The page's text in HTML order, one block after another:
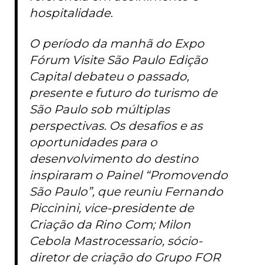
hospitalidade.
O período da manhã do Expo
Fórum Visite São Paulo Edição
Capital debateu o passado,
presente e futuro do turismo de
São Paulo sob múltiplas
perspectivas. Os desafios e as
oportunidades para o
desenvolvimento do destino
inspiraram o Painel “Promovendo
São Paulo”, que reuniu Fernando
Piccinini, vice-presidente de
Criação da Rino Com; Milon
Cebola Mastrocessario, sócio-
diretor de criação do Grupo FOR